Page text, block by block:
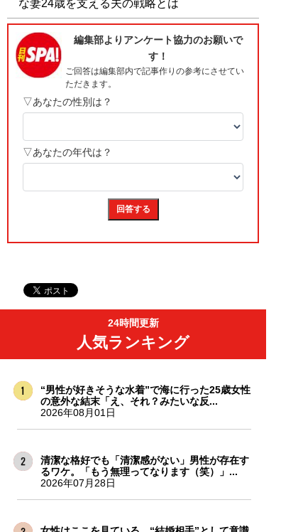
な妻24歳を支える夫の戦略とは
24時間更新
人気ランキング
“男性が好きそうな水着”で海に行った25歳女性
の意外な結末「え、それ？みたいな反...
2026年08月01日
清潔な格好でも「清潔感がない」男性が存在す
るワケ。「もう無理ってなります（笑）」...
2026年07月28日